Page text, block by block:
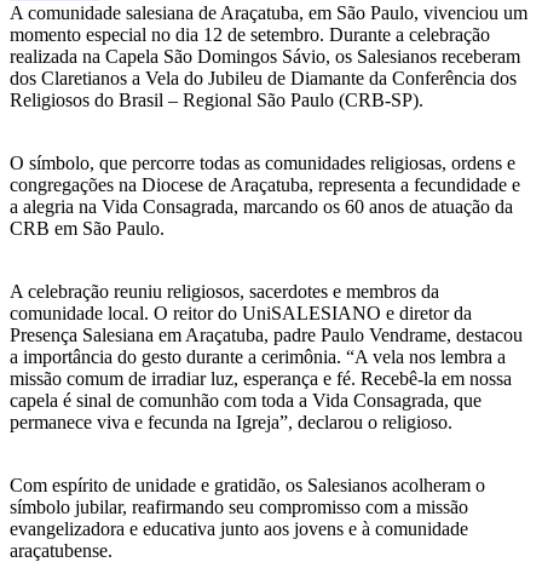
A comunidade salesiana de Araçatuba, em São Paulo, vivenciou um
momento especial no dia 12 de setembro. Durante a celebração
realizada na Capela São Domingos Sávio, os Salesianos receberam
dos Claretianos a Vela do Jubileu de Diamante da Conferência dos
Religiosos do Brasil – Regional São Paulo (CRB-SP).
O símbolo, que percorre todas as comunidades religiosas, ordens e
congregações na Diocese de Araçatuba, representa a fecundidade e
a alegria na Vida Consagrada, marcando os 60 anos de atuação da
CRB em São Paulo.
A celebração reuniu religiosos, sacerdotes e membros da
comunidade local. O reitor do UniSALESIANO e diretor da
Presença Salesiana em Araçatuba, padre Paulo Vendrame, destacou
a importância do gesto durante a cerimônia. “A vela nos lembra a
missão comum de irradiar luz, esperança e fé. Recebê-la em nossa
capela é sinal de comunhão com toda a Vida Consagrada, que
permanece viva e fecunda na Igreja”, declarou o religioso.
Com espírito de unidade e gratidão, os Salesianos acolheram o
símbolo jubilar, reafirmando seu compromisso com a missão
evangelizadora e educativa junto aos jovens e à comunidade
araçatubense.